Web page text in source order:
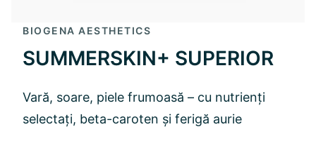
BIOGENA AESTHETICS
SUMMERSKIN+ SUPERIOR
Vară, soare, piele frumoasă – cu nutrienți
selectați, beta-caroten și ferigă aurie